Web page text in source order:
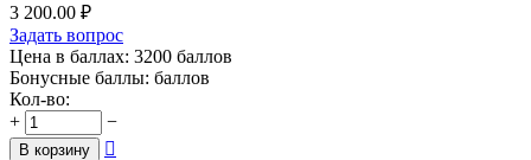
3 200.00 ₽
Задать вопрос
Цена в баллах: 3200 баллов
Бонусные баллы: баллов
Кол-во:
+
−
В корзину 